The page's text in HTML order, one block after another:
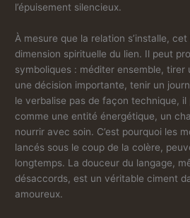
l’épuisement silencieux.
À mesure que la relation s’installe,
dimension spirituelle du lien. Il peut
symboliques : méditer ensemble,
une décision importante, tenir un
le verbalise pas de façon technique,
comme une entité énergétique, un
nourrir avec soin. C’est pourquoi les
lancés sous le coup de la colère,
longtemps. La douceur du langage,
désaccords, est un véritable ciment
amoureux.